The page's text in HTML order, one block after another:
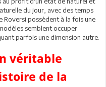
du jour, avec des temps
possèdent à la fois une
semblent occuper
parfois une dimension autre.
véritable
de la